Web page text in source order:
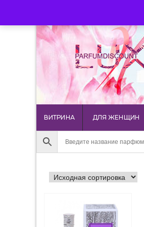
ВИТРИНА ДЛЯ ЖЕНЩИН